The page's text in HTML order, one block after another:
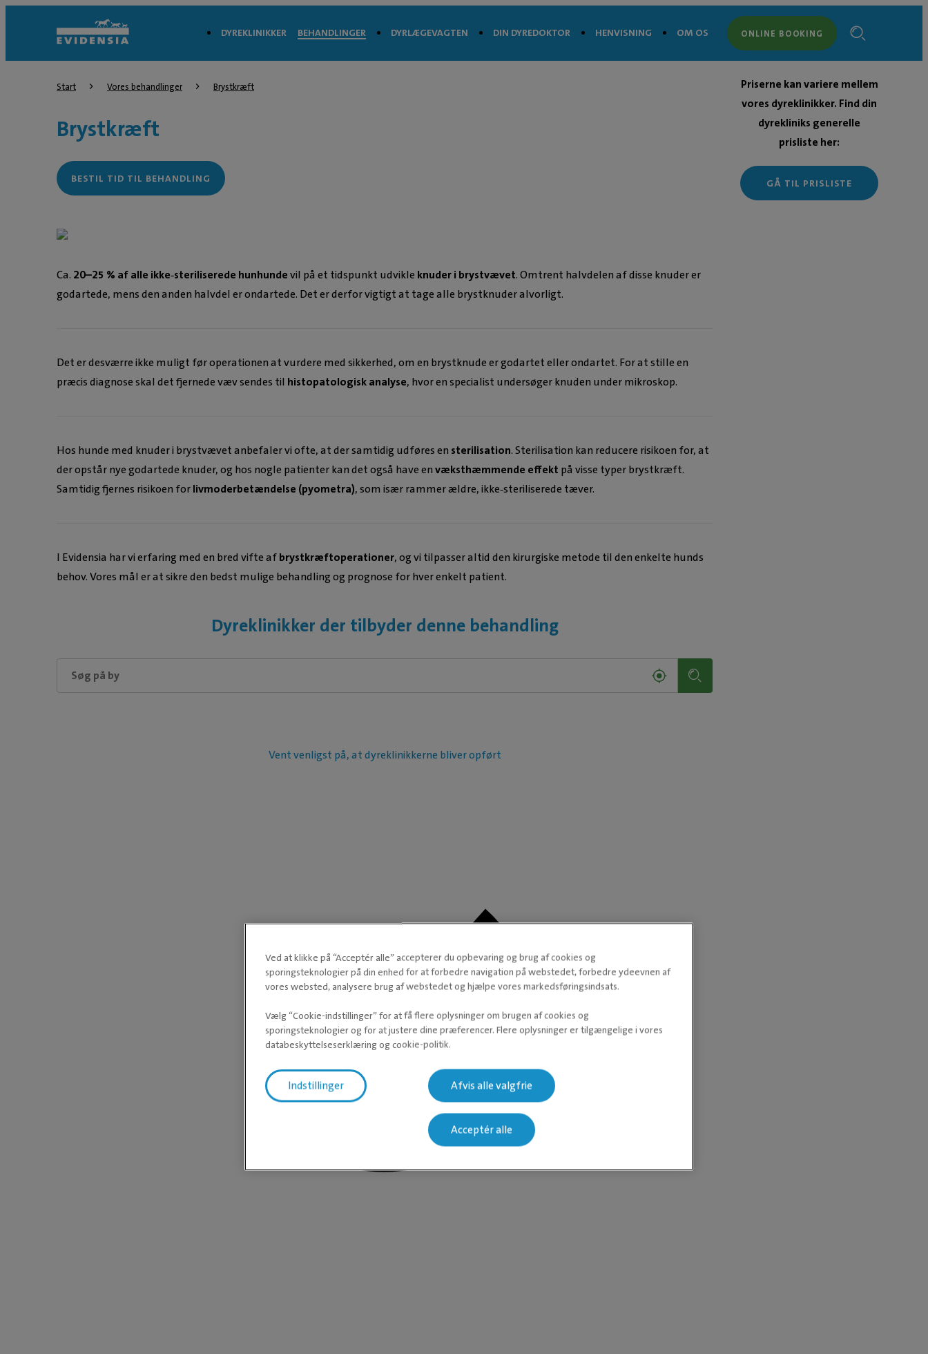
DYREKLINIKKER BEHANDLINGER DYRLÆGEVAGTEN DIN DYREDOKTOR HENVISNING OM OS ONLINE BOOKING
Start Vores behandlinger Brystkræft
Brystkræft
BESTIL TID TIL BEHANDLING
Ca. 20–25 % af alle ikke‑steriliserede hunhundevil på et tidspunkt udvikle knuder i brystvævet. Omtrent halvdelen af disse knuder er
godartede, mens den anden halvdel er ondartede. Det er derfor vigtigt at tage alle brystknuder alvorligt.
Det er desværre ikke muligt før operationen at vurdere med sikkerhed, om en brystknude er godartet eller ondartet. For at stille en
præcis diagnose skal det fjernede væv sendes til histopatologisk analyse, hvor en specialist undersøger knuden under mikroskop.
Hos hunde med knuder i brystvævet anbefaler vi ofte, at der samtidig udføres en sterilisation. Sterilisation kan reducere risikoen for, at
der opstår nye godartede knuder, og hos nogle patienter kan det også have envæksthæmmende effekt på visse typer brystkræft.
Samtidig fjernes risikoen forlivmoderbetændelse (pyometra), som især rammer ældre, ikke‑steriliserede tæver.
I Evidensia har vi erfaring med en bred vifte afbrystkræftoperationer, og vi tilpasser altid den kirurgiske metode til den enkelte hunds
behov. Vores mål er at sikre den bedst mulige behandling og prognose for hver enkelt patient.
Dyreklinikker der tilbyder denne behandling
Vent venligst på, at dyreklinikkerne bliver opført
Priserne kan variere mellem
vores dyreklinikker. Find din
dyrekliniks generelle
prisliste her:
GÅ TIL PRISLISTE
Ved at klikke på “Acceptér alle” accepterer du opbevaring og brug af cookies og
sporingsteknologier på din enhed for at forbedre navigation på webstedet, forbedre ydeevnen af
vores websted, analysere brug af webstedet og hjælpe vores markedsføringsindsats.
Vælg “Cookie-indstillinger” for at få flere oplysninger om brugen af cookies og
sporingsteknologier og for at justere dine præferencer. Flere oplysninger er tilgængelige i vores
databeskyttelseserklæring og cookie-politik.
Indstillinger Afvis alle valgfrie
Acceptér alle